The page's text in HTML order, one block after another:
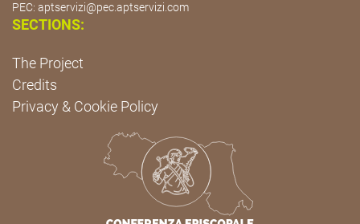
PEC: aptservizi@pec.aptservizi.com
SECTIONS:
The Project
Credits
Privacy & Cookie Policy